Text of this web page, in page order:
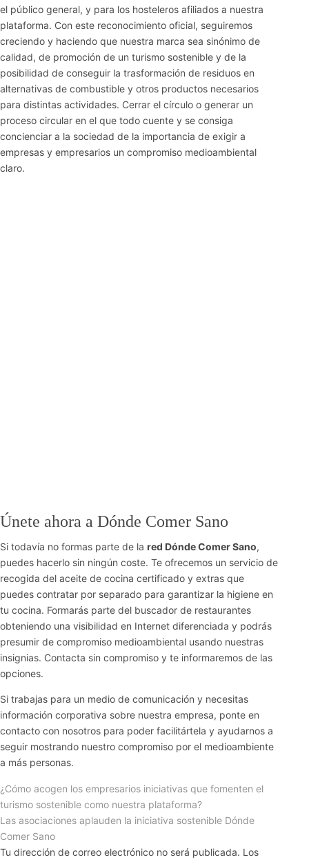
el público general, y para los hosteleros afiliados a nuestra
plataforma. Con este reconocimiento oficial, seguiremos
creciendo y haciendo que nuestra marca sea sinónimo de
calidad, de promoción de un turismo sostenible y de la
posibilidad de conseguir la trasformación de residuos en
alternativas de combustible y otros productos necesarios
para distintas actividades. Cerrar el círculo o generar un
proceso circular en el que todo cuente y se consiga
concienciar a la sociedad de la importancia de exigir a
empresas y empresarios un compromiso medioambiental
claro.
Únete ahora a Dónde Comer Sano
Si todavía no formas parte de la red Dónde Comer Sano,
puedes hacerlo sin ningún coste. Te ofrecemos un servicio de
recogida del aceite de cocina certificado y extras que
puedes contratar por separado para garantizar la higiene en
tu cocina. Formarás parte del buscador de restaurantes
obteniendo una visibilidad en Internet diferenciada y podrás
presumir de compromiso medioambiental usando nuestras
insignias. Contacta sin compromiso y te informaremos de las
opciones.
Si trabajas para un medio de comunicación y necesitas
información corporativa sobre nuestra empresa, ponte en
contacto con nosotros para poder facilitártela y ayudarnos a
seguir mostrando nuestro compromiso por el medioambiente
a más personas.
¿Cómo acogen los empresarios iniciativas que fomenten el
turismo sostenible como nuestra plataforma?
Las asociaciones aplauden la iniciativa sostenible Dónde
Comer Sano
Tu dirección de correo electrónico no será publicada. Los